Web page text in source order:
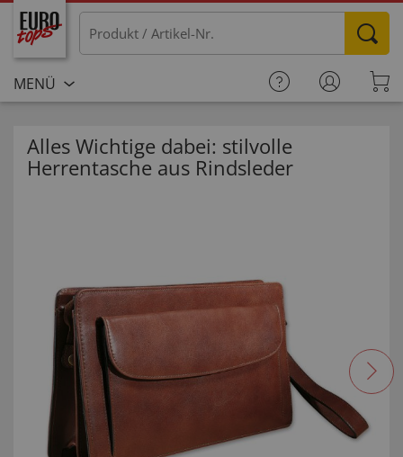
MENÜ
Alles Wichtige dabei: stilvolle
Herrentasche aus Rindsleder